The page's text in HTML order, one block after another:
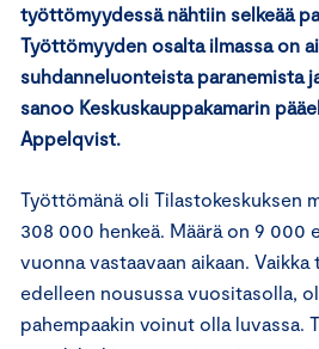
työttömyydessä nähtiin selkeää
Työttömyyden osalta ilmassa on
suhdanneluonteista paranemista
sanoo Keskuskauppakamarin
Appelqvist.
Työttömänä oli Tilastokeskuksen
308 000 henkeä. Määrä on 9 000
vuonna vastaavaan aikaan.
edelleen nousussa vuositasolla,
pahempaakin voinut olla luvassa.